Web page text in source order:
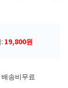
19,800원
송비무료